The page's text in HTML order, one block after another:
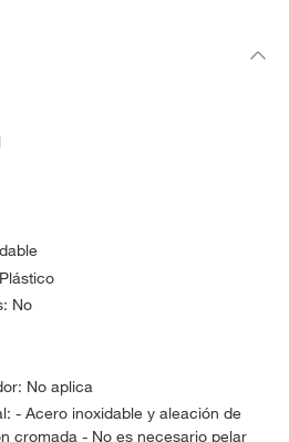
No
No aplica
- Acero inoxidable y aleación de
cromada - No es necesario pelar